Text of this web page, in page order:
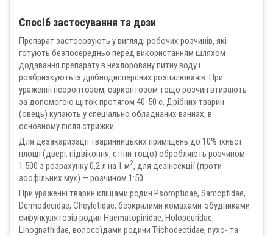
Спосіб застосування та дози
Препарат застосовують у вигляді робочих розчинів, які
готують безпосередньо перед використанням шляхом
додавання препарату в нехлоровану питну воду і
розбризкують із дрібнодисперсних розпилювачів. При
ураженні псороптозом, саркоптозом тощо розчин втирають
за допомогою щіток протягом 40-50 с. Дрібних тварин
(овець) купають у спеціально обладнаних ваннах, в
основному після стрижки.
Для дезакаризації тваринницьких приміщень до 10% їхньої
площі (двері, підвіконня, стіни тощо) обробляють розчином
1:500 з розрахунку 0,2 л на 1 м2, для дезінсекції (проти
зоофільних мух) — розчином 1:50.
При ураженні тварин кліщами родин Psoroptidae, Sarcoptidae,
Dermodecidae, Cheyletidae, безкрилими комахами-збудниками
сифункулятозів родин Haematopinidae, Holopeuridae,
Linognathidae, волосоїдами родини Trichodectidae, пухо- та